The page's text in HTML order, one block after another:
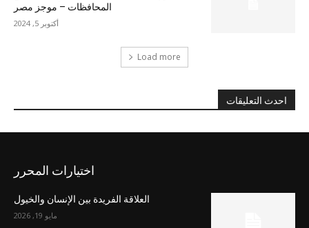
المحافظات – موجز مصر
أكتوبر 5, 2024
Load more
احدث التعليقات
اختيارات المحرر
العلاقة الفريدة بين الإنسان والخيول
مايو 19, 2026